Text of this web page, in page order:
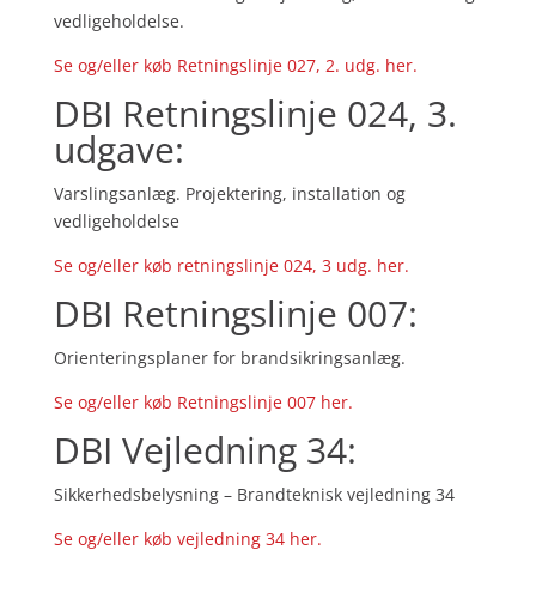
vedligeholdelse.
Se og/eller køb Retningslinje 027, 2. udg. her.
DBI Retningslinje 024, 3.
udgave:
Varslingsanlæg. Projektering, installation og
vedligeholdelse
Se og/eller køb retningslinje 024, 3 udg. her.
DBI Retningslinje 007:
Orienteringsplaner for brandsikringsanlæg.
Se og/eller køb Retningslinje 007 her.
DBI Vejledning 34:
Sikkerhedsbelysning – Brandteknisk vejledning 34
Se og/eller køb vejledning 34 her.